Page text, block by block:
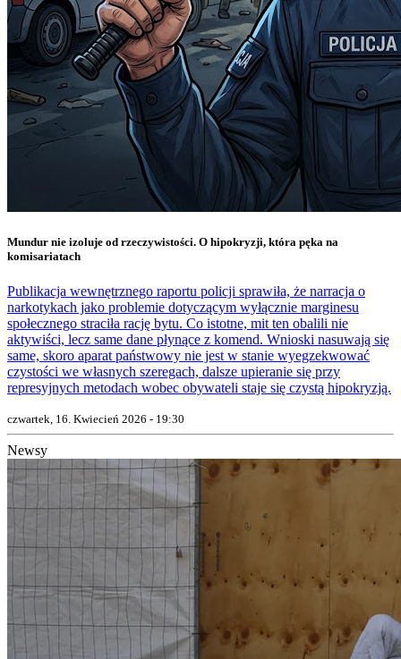
Mundur nie izoluje od rzeczywistości. O hipokryzji, która pęka na
komisariatach
Publikacja wewnętrznego raportu policji sprawiła, że narracja o
narkotykach jako problemie dotyczącym wyłącznie marginesu
społecznego straciła rację bytu. Co istotne, mit ten obalili nie
aktywiści, lecz same dane płynące z komend. Wnioski nasuwają się
same, skoro aparat państwowy nie jest w stanie wyegzekwować
czystości we własnych szeregach, dalsze upieranie się przy
represyjnych metodach wobec obywateli staje się czystą hipokryzją.
czwartek, 16. Kwiecień 2026 - 19:30
Newsy